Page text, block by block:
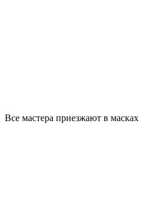
Все мастера приезжают в масках